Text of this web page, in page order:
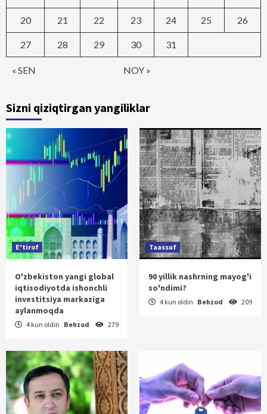
« SEN NOY »
20 21 22 23 24 25 26
27 28 29 30 31
Sizni qiziqtirgan yangiliklar
E'tirof
O'zbekiston yangi global
iqtisodiyotda ishonchli
investitsiya markaziga
aylanmoqda
4 kun oldin Behzod 279
Taassuf
90 yillik nashrning mayog'i
so'ndimi?
4 kun oldin Behzod 209